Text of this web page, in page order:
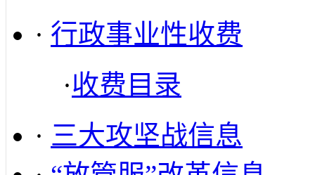
· 行政事业性收费
·收费目录
· 三大攻坚战信息